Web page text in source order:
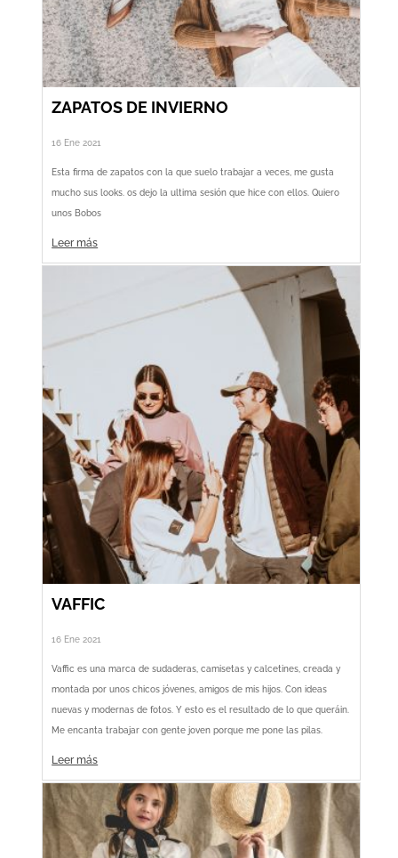
ZAPATOS DE INVIERNO
16 Ene 2021
Esta firma de zapatos con la que suelo trabajar a veces, me gusta
mucho sus looks. os dejo la ultima sesión que hice con ellos. Quiero
unos Bobos
Leer más
VAFFIC
16 Ene 2021
Vaffic es una marca de sudaderas, camisetas y calcetines, creada y
montada por unos chicos jóvenes, amigos de mis hijos. Con ideas
nuevas y modernas de fotos. Y esto es el resultado de lo que queráin.
Me encanta trabajar con gente joven porque me pone las pilas.
Leer más